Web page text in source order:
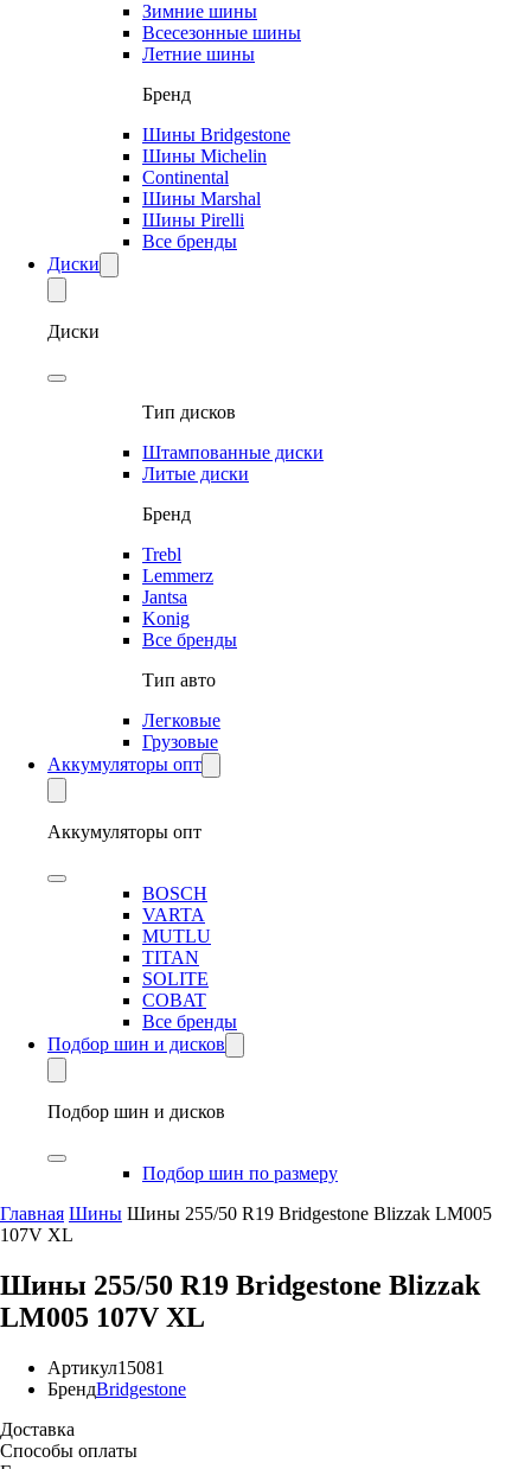
Зимние шины
Всесезонные шины
Летние шины
Бренд
Шины Bridgestone
Шины Michelin
Continental
Шины Marshal
Шины Pirelli
Все бренды
Диски
Диски
Тип дисков
Штампованные диски
Литые диски
Бренд
Trebl
Lemmerz
Jantsa
Konig
Все бренды
Тип авто
Легковые
Грузовые
Аккумуляторы опт
Аккумуляторы опт
BOSCH
VARTA
MUTLU
TITAN
SOLITE
COBAT
Все бренды
Подбор шин и дисков
Подбор шин и дисков
Подбор шин по размеру
Главная Шины Шины 255/50 R19 Bridgestone Blizzak LM005
107V XL
Шины 255/50 R19 Bridgestone Blizzak
LM005 107V XL
Артикул15081
БрендBridgestone
Доставка
Способы оплаты